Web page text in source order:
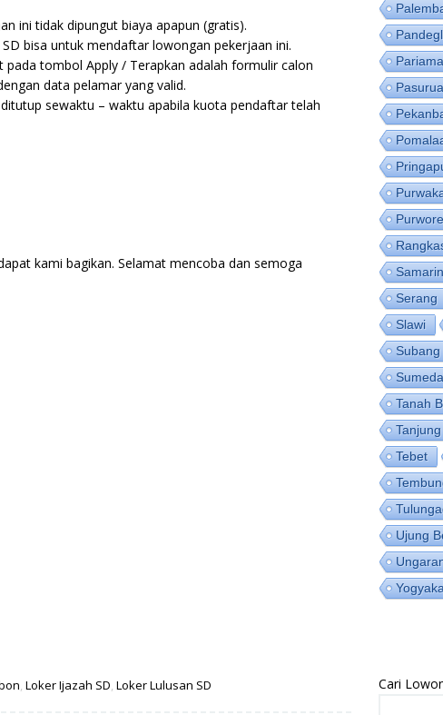
ini tidak dipungut biaya apapun (gratis).
bisa untuk mendaftar lowongan pekerjaan ini.
pada tombol Apply / Terapkan adalah formulir calon
data pelamar yang valid.
sewaktu – waktu apabila kuota pendaftar telah
kami bagikan. Selamat mencoba dan semoga
Loker Ijazah SD Loker Lulusan SD
Serang
Slawi
Subang
Tanah
Tebet
Ujung
Cari